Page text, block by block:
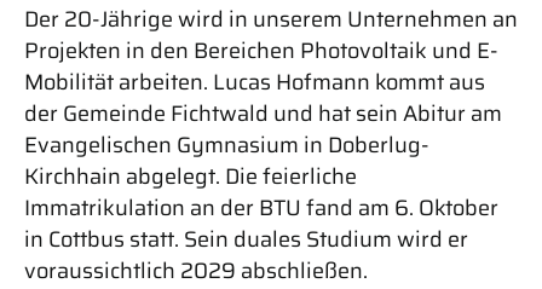
Der 20-Jährige wird in unserem Unternehmen an
Projekten in den Bereichen Photovoltaik und E-
Mobilität arbeiten. Lucas Hofmann kommt aus
der Gemeinde Fichtwald und hat sein Abitur am
Evangelischen Gymnasium in Doberlug-
Kirchhain abgelegt. Die feierliche
Immatrikulation an der BTU fand am 6. Oktober
in Cottbus statt. Sein duales Studium wird er
voraussichtlich 2029 abschließen.